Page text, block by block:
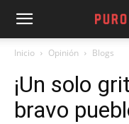
Inicio Opinión Blogs
¡Un solo
bravo